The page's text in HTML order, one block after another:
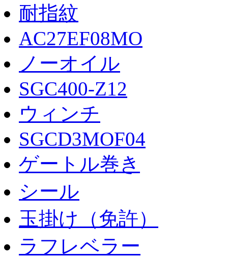
耐指紋
AC27EF08MO
ノーオイル
SGC400-Z12
ウィンチ
SGCD3MOF04
ゲートル巻き
シール
玉掛け（免許）
ラフレベラー